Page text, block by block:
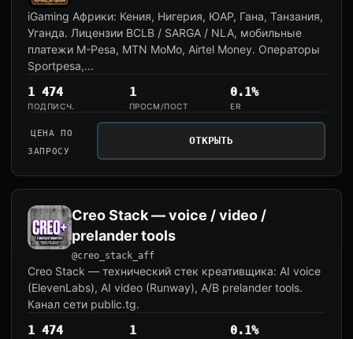
iGaming Африки: Кения, Нигерия, ЮАР, Гана, Танзания,
Уганда. Лицензии BCLB / SARGA / NLA, мобильные
платежи M-Pesa, MTN MoMo, Airtel Money. Операторы
Sportpesa,...
1 474
ПОДПИСЧ.
1
ПРОСМ/ПОСТ
0.1%
ER
ЦЕНА ПО
ЗАПРОСУ
ОТКРЫТЬ
Creo Stack — voice / video /
prelander tools
@creo_stack_aff
Creo Stack — технический стек креативщика: AI voice
(ElevenLabs), AI video (Runway), A/B prelander tools.
Канал сети public.tg.
1 474 1 0.1%